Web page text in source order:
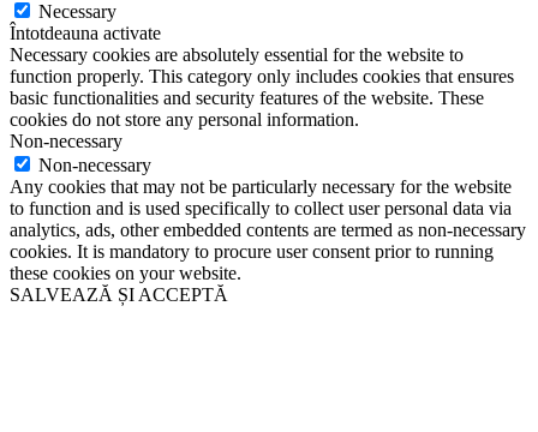
Necessary
Întotdeauna activate
Necessary cookies are absolutely essential for the website to
function properly. This category only includes cookies that ensures
basic functionalities and security features of the website. These
cookies do not store any personal information.
Non-necessary
Non-necessary
Any cookies that may not be particularly necessary for the website
to function and is used specifically to collect user personal data via
analytics, ads, other embedded contents are termed as non-necessary
cookies. It is mandatory to procure user consent prior to running
these cookies on your website.
SALVEAZĂ ȘI ACCEPTĂ